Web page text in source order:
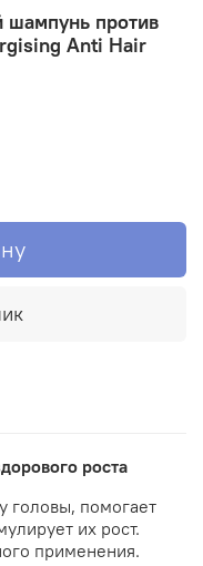
против
Anti Hair
роста
головы, помогает
их рост.
применения.